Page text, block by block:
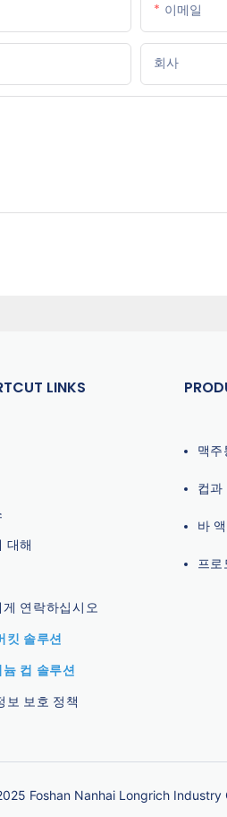
이메일
회사
LINKS
대해
게 연락하십시오
킷 솔루션
늄 컵 솔루션
보 보호 정책
맥주
컵과
바
프
Foshan Nanhai Longrich Industry